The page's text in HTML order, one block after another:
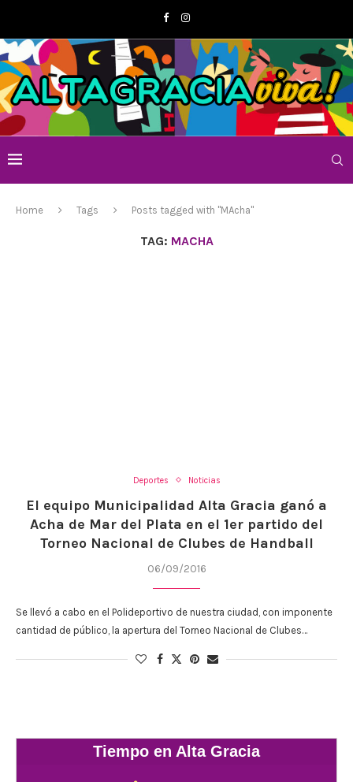
Home Tags Posts tagged with "MAcha"
TAG: MACHA
Deportes Noticias
El equipo Municipalidad Alta Gracia ganó a
Acha de Mar del Plata en el 1er partido del
Torneo Nacional de Clubes de Handball
06/09/2016
Se llevó a cabo en el Polideportivo de nuestra ciudad, con imponente
cantidad de público, la apertura del Torneo Nacional de Clubes…
Tiempo en Alta Gracia